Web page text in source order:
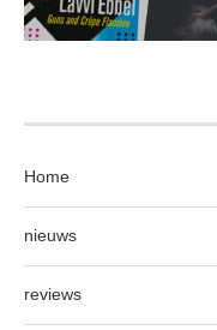
Home
nieuws
reviews